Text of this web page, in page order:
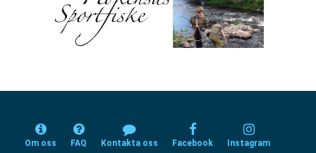
Om oss FAQ Kontakta oss Facebook Instagram